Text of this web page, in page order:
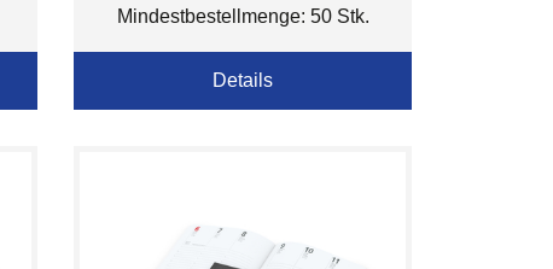
Mindestbestellmenge: 50 Stk.
Details